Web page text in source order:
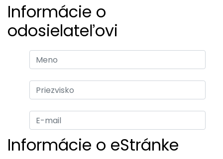
Informácie o
odosielateľovi
Informácie o eStránke